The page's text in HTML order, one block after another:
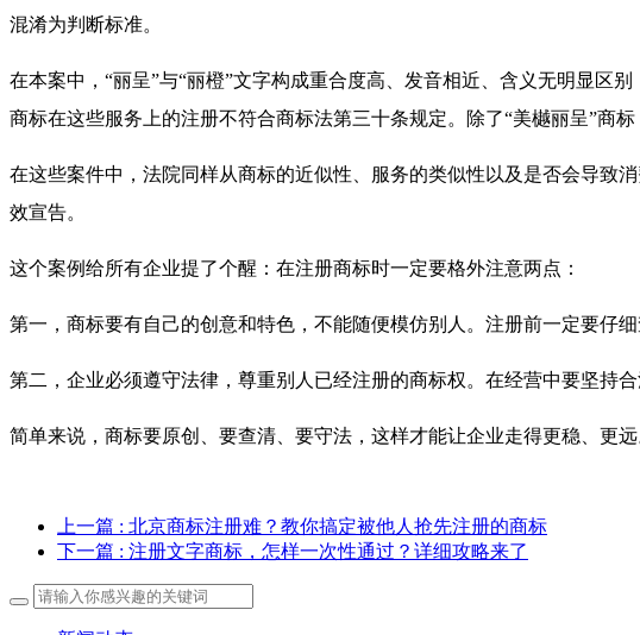
混淆为判断标准。
在本案中，“丽呈”与“丽橙”文字构成重合度高、发音相近、含义无明显区
商标在这些服务上的注册不符合商标法第三十条规定。除了“美樾丽呈”商
在这些案件中，法院同样从商标的近似性、服务的类似性以及是否会导致
效宣告。
这个案例给所有企业提了个醒：在注册商标时一定要格外注意两点：
第一，商标要有自己的创意和特色，不能随便模仿别人。注册前一定要仔
第二，企业必须遵守法律，尊重别人已经注册的商标权。在经营中要坚持
简单来说，商标要原创、要查清、要守法，这样才能让企业走得更稳、更远
上一篇 : 北京商标注册难？教你搞定被他人抢先注册的商标
下一篇 : 注册文字商标，怎样一次性通过？详细攻略来了